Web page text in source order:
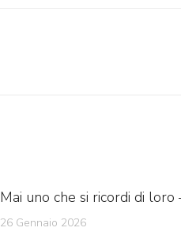
Mai uno che si ricordi di
26 Gennaio 2026